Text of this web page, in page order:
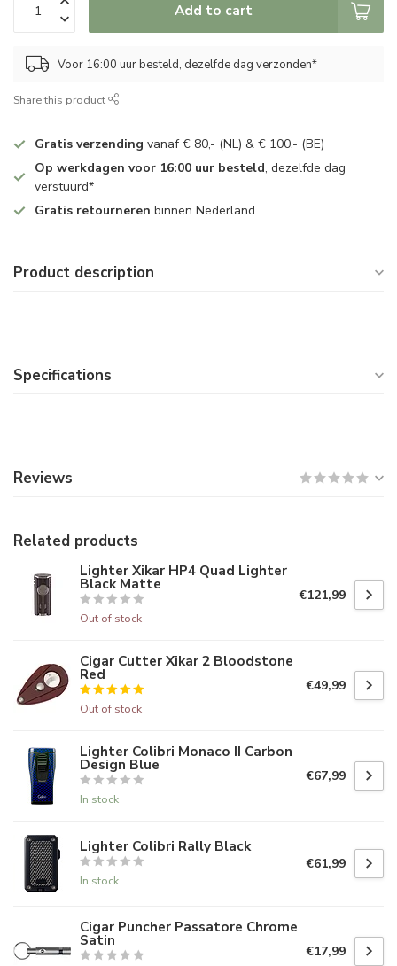
Add to cart
Voor 16:00 uur besteld, dezelfde dag verzonden*
Share this product
Gratis verzending vanaf € 80,- (NL) & € 100,- (BE)
Op werkdagen voor 16:00 uur besteld, dezelfde dag
verstuurd*
Gratis retourneren binnen Nederland
Product description
Specifications
Reviews
Related products
Lighter Xikar HP4 Quad Lighter
Black Matte
Out of stock
€121,99
Cigar Cutter Xikar 2 Bloodstone
Red
Out of stock
€49,99
Lighter Colibri Monaco II Carbon
Design Blue
In stock
€67,99
Lighter Colibri Rally Black
In stock
€61,99
Cigar Puncher Passatore Chrome
Satin
€17,99